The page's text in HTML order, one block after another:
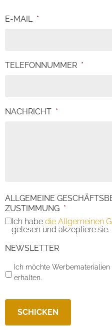
E-MAIL *
TELEFONNUMMER *
NACHRICHT *
ALLGEMEINE
ZUSTIMMUNG *
Ich habe die Allgemeinen
gelesen und akzeptiere sie.
NEWSLETTER
Ich möchte Werbematerialien
erhalten.